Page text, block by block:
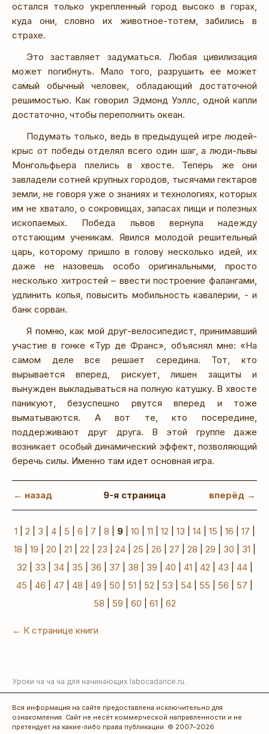
остался только укрепленный город высоко в горах,
куда они, словно их животное-тотем, забились в
страхе.
Это заставляет задуматься. Любая цивилизация
может погибнуть. Мало того, разрушить ее может
самый обычный человек, обладающий достаточной
решимостью. Как говорил Эдмонд Уэллс, одной капли
достаточно, чтобы переполнить океан.
Подумать только, ведь в предыдущей игре людей-
крыс от победы отделял всего один шаг, а люди-львы
Монгольфьера плелись в хвосте. Теперь же они
завладели сотней крупных городов, тысячами гектаров
земли, не говоря уже о знаниях и технологиях, которых
им не хватало, о сокровищах, запасах пищи и полезных
ископаемых. Победа львов вернула надежду
отстающим ученикам. Явился молодой решительный
царь, которому пришло в голову несколько идей, их
даже не назовешь особо оригинальными, просто
несколько хитростей – ввести построение фалангами,
удлинить копья, повысить мобильность кавалерии, - и
банк сорван.
Я помню, как мой друг-велосипедист, принимавший
участие в гонке «Тур де Франс», объяснял мне: «На
самом деле все решает середина. Тот, кто
вырывается вперед, рискует, лишен защиты и
вынужден выкладываться на полную катушку. В хвосте
паникуют, безуспешно рвутся вперед и тоже
выматываются. А вот те, кто посередине,
поддерживают друг друга. В этой группе даже
возникает особый динамический эффект, позволяющий
беречь силы. Именно там идет основная игра.
← назад 9-я страница вперёд →
1 2 3 4| 5 6 7 8 9| 10 11 12 13 14| 15 16 17
18
19 20 21 22 23 24| 25 26 27 28 29 30 31
32
33 34| 35 36 37 38 39 40 41 42 43 44|
45
46 47 48 49 50 51 52 53 54 55 56 57
58
59 60 61 62
← К странице книги
Уроки ча ча ча для начинающих labocadance.ru.
Вся информация на сайте предоставлена исключительно для
ознакомления. Сайт не несёт коммерческой направленности и не
претендует на какие-либо права публикации. © 2007–2026